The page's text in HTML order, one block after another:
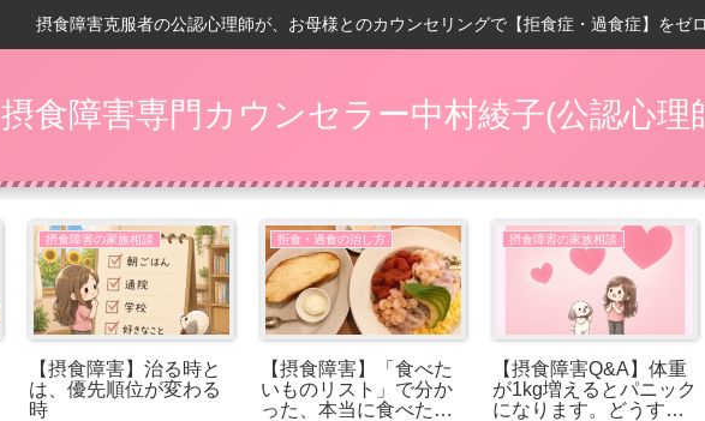
摂食障害克服者の公認心理師が、お母様とのカウンセリングで【拒食症・過食症】をゼ
摂食障害専門カウンセラー中村綾子(公認心
摂食障害の家族相談
【摂食障害】治る時と
は、優先順位が変わる
時
拒食・過食の治し方
【摂食障害】「食べた
いものリスト」で分か
った、本当に食べたか
摂食障害の家族相談
【摂食障害Q&A】体重
が1kg増えるとパニック
になります。どうすれ